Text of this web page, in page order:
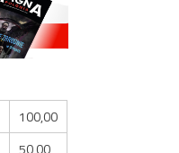
100,00
50,00